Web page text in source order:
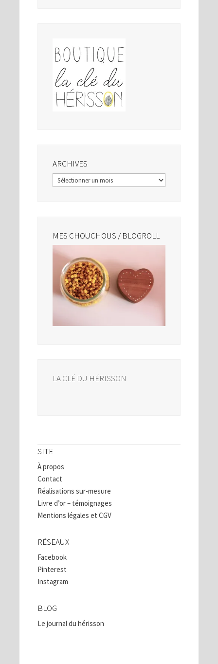
ARCHIVES
Archives
MES CHOUCHOUS / BLOGROLL
LA CLÉ DU HÉRISSON
SITE
À propos
Contact
Réalisations sur-mesure
Livre d’or – témoignages
Mentions légales et CGV
RÉSEAUX
Facebook
Pinterest
Instagram
BLOG
Le journal du hérisson